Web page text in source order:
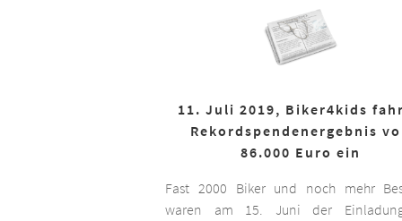
11. Juli 2019, Biker4kids
Rekordspendenergebnis
86.000 Euro ein
Fast 2000 Biker und noch mehr
waren am 15. Juni der